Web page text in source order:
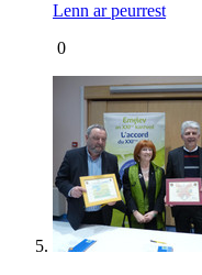
Lenn ar peurrest
0